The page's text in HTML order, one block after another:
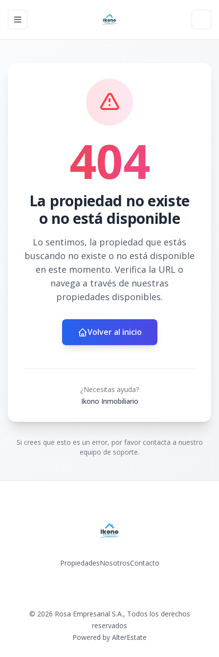
Toggle navigation menu
404
La propiedad no existe
o no está disponible
Lo sentimos, la propiedad que estás
buscando no existe o no está disponible
en este momento. Verifica la URL o
navega a través de nuestras
propiedades disponibles.
Volver al inicio
¿Necesitas ayuda?
Ikono Inmobiliario
Si crees que esto es un error, por favor contacta a nuestro
equipo de soporte.
PropiedadesNosotrosContacto
© 2026 Rosa Empresarial S.A., Todos los derechos
reservados
Powered by AlterEstate